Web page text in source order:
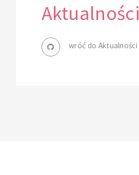
Aktualności
wróć do Aktualności